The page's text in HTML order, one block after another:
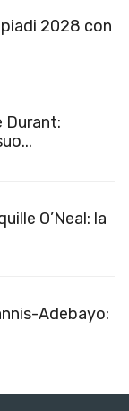
2028 con
Durant:
O’Neal: la
Adebayo: